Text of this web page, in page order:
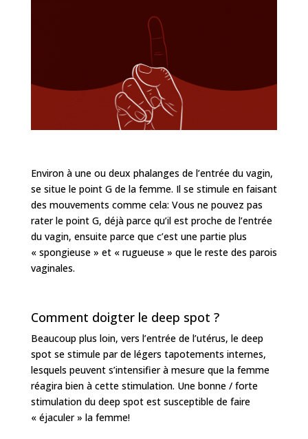
Environ à une ou deux phalanges de l’entrée du vagin,
se situe le point G de la femme. Il se stimule en faisant
des mouvements comme cela: Vous ne pouvez pas
rater le point G, déjà parce qu’il est proche de l’entrée
du vagin, ensuite parce que c’est une partie plus
« spongieuse » et « rugueuse » que le reste des parois
vaginales.
Comment doigter le deep spot ?
Beaucoup plus loin, vers l’entrée de l’utérus, le deep
spot se stimule par de légers tapotements internes,
lesquels peuvent s’intensifier à mesure que la femme
réagira bien à cette stimulation. Une bonne / forte
stimulation du deep spot est susceptible de faire
« éjaculer » la femme!